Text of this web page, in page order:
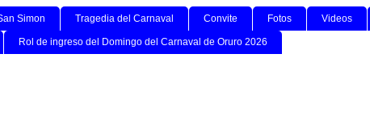
Simon Tragedia del Carnaval Convite Fotos Videos
Rol de ingreso del Domingo del Carnaval de Oruro 2026